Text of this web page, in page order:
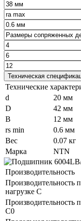
Технические
d
20 мм
D
42 мм
B
12 мм
rs min
0.6 мм
Вес
0.07 кг
Марка
NTN
Производительность
Производительность
нагрузке C
Производительность
C0